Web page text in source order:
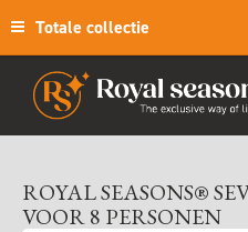
Totale collectie
ROYAL SEASONS®
VOOR 8 PERSONEN